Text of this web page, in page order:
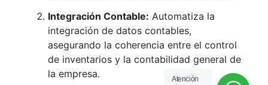
Integración Contable: Automatiza la
integración de datos contables,
asegurando la coherencia entre el control
de inventarios y la contabilidad general de
la empresa.
Atención